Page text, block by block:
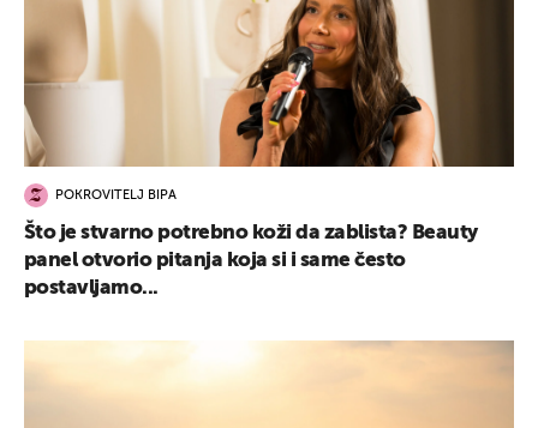
POKROVITELJ BIPA
Što je stvarno potrebno koži da zablista? Beauty
panel otvorio pitanja koja si i same često
postavljamo...